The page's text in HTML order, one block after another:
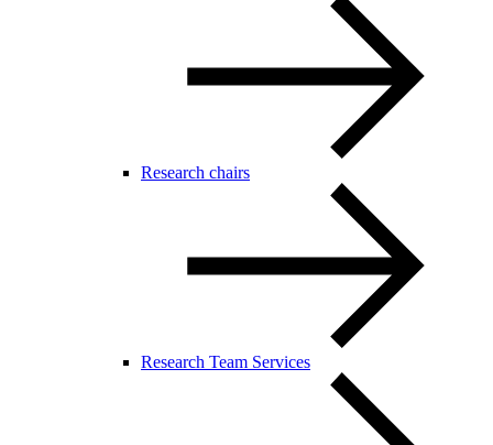
Research chairs
Research Team Services